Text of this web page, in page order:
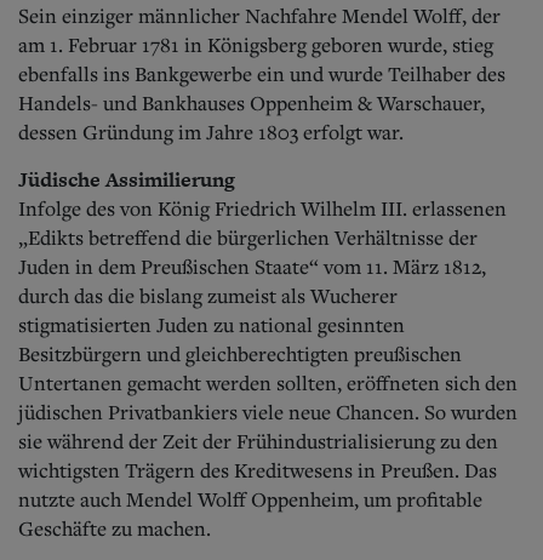
Datenschutz
Sein einziger männlicher Nachfahre Mendel Wolff, der
am 1. Februar 1781 in Königsberg geboren wurde, stieg
ebenfalls ins Bankgewerbe ein und wurde Teilhaber des
Handels- und Bankhauses Oppenheim & Warschauer,
dessen Gründung im Jahre 1803 erfolgt war.
Jüdische Assimilierung
Infolge des von König Friedrich Wilhelm III. erlassenen
„Edikts betreffend die bürgerlichen Verhältnisse der
Juden in dem Preußischen Staate“ vom 11. März 1812,
durch das die bislang zumeist als Wucherer
stigmatisierten Juden zu national gesinnten
Besitzbürgern und gleichberechtigten preußischen
Untertanen gemacht werden sollten, eröffneten sich den
jüdischen Privatbankiers viele neue Chancen. So wurden
sie während der Zeit der Frühindustrialisierung zu den
wichtigsten Trägern des Kreditwesens in Preußen. Das
nutzte auch Mendel Wolff Oppenheim, um profitable
Geschäfte zu machen.